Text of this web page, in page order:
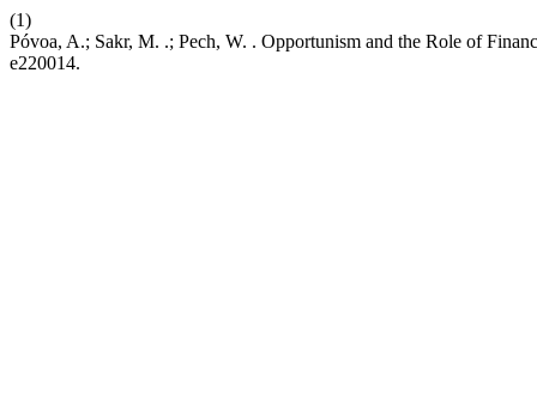
(1)
Póvoa, A.; Sakr, M. .; Pech, W. . Opportunism and the Role of
e220014.